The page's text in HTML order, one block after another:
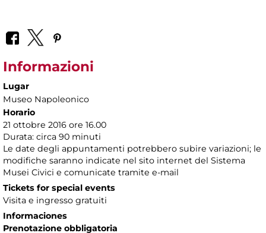
Informazioni
Lugar
Museo Napoleonico
Horario
21 ottobre 2016 ore 16.00
Durata: circa 90 minuti
Le date degli appuntamenti potrebbero subire variazioni; le
modifiche saranno indicate nel sito internet del Sistema
Musei Civici e comunicate tramite e-mail
Tickets for special events
Visita e ingresso gratuiti
Informaciones
Prenotazione obbligatoria